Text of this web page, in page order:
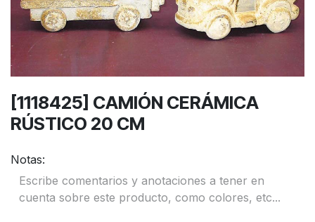
[1118425] CAMIÓN CERÁMICA
RÚSTICO 20 CM
Notas: